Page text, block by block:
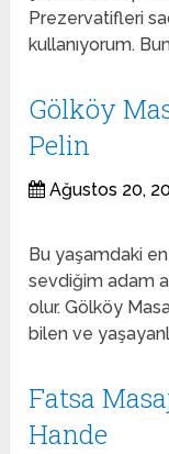
Prezervatifleri
kullanıyorum.
Gölköy
Pelin
Ağustos 20,
Bu yaşamdaki
sevdiğim adam
olur. Gölköy
bilen ve
Fatsa
Hande